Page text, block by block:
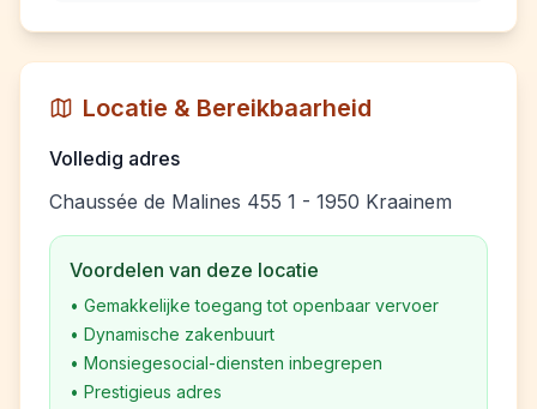
Locatie & Bereikbaarheid
Volledig adres
Chaussée de Malines 455 1 - 1950 Kraainem
Voordelen van deze locatie
• Gemakkelijke toegang tot openbaar vervoer
• Dynamische zakenbuurt
• Monsiegesocial-diensten inbegrepen
• Prestigieus adres